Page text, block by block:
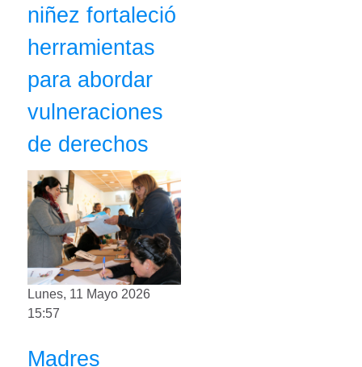
niñez fortaleció
herramientas
para abordar
vulneraciones
de derechos
Lunes, 11 Mayo 2026
15:57
Madres